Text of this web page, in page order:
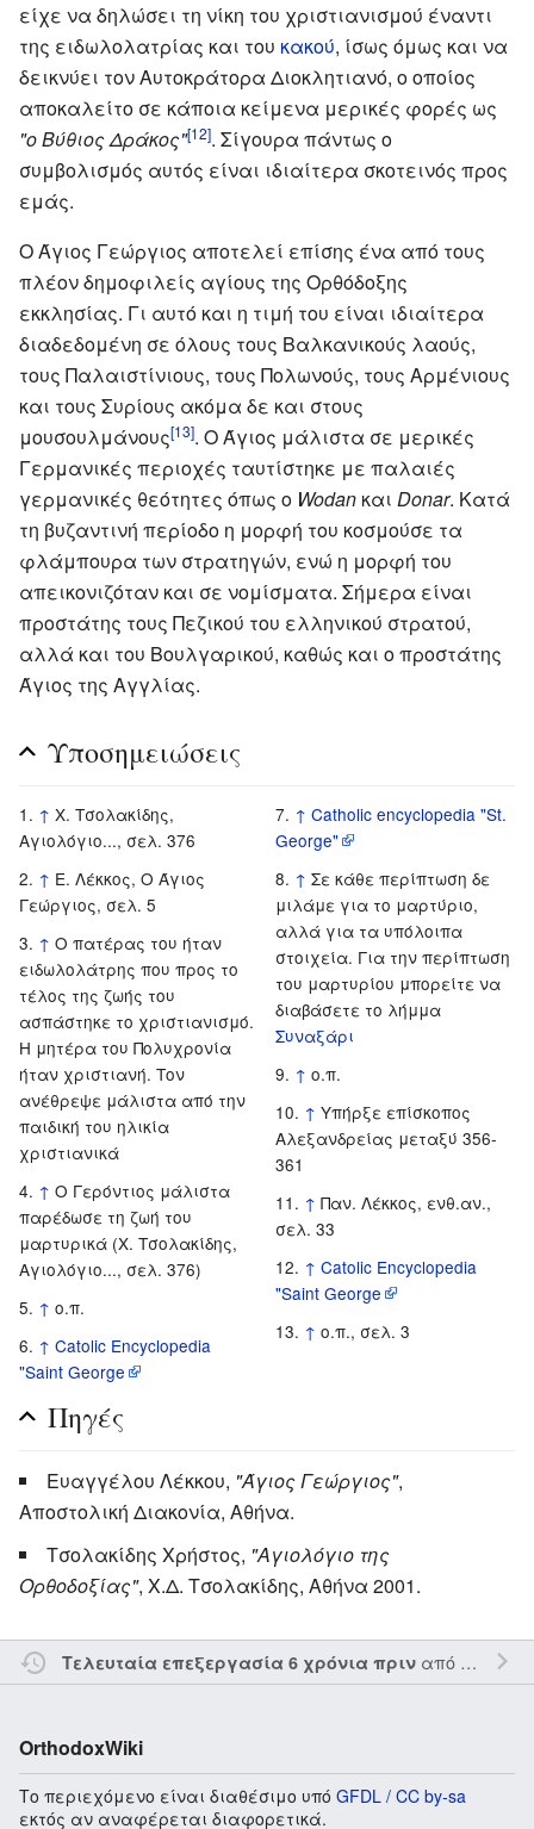
είχε να δηλώσει τη νίκη του χριστιανισμού έναντι
της ειδωλολατρίας και του κακού, ίσως όμως και να
δεικνύει τον Αυτοκράτορα Διοκλητιανό, ο οποίος
αποκαλείτο σε κάποια κείμενα μερικές φορές ως
"ο Βύθιος Δράκος"[12]. Σίγουρα πάντως ο
συμβολισμός αυτός είναι ιδιαίτερα σκοτεινός προς
εμάς.
Ο Άγιος Γεώργιος αποτελεί επίσης ένα από τους
πλέον δημοφιλείς αγίους της Ορθόδοξης
εκκλησίας. Γι αυτό και η τιμή του είναι ιδιαίτερα
διαδεδομένη σε όλους τους Βαλκανικούς λαούς,
τους Παλαιστίνιους, τους Πολωνούς, τους Αρμένιους
και τους Συρίους ακόμα δε και στους
μουσουλμάνους[13]. Ο Άγιος μάλιστα σε μερικές
Γερμανικές περιοχές ταυτίστηκε με παλαιές
γερμανικές θεότητες όπως ο Wodan και Donar. Κατά
τη βυζαντινή περίοδο η μορφή του κοσμούσε τα
φλάμπουρα των στρατηγών, ενώ η μορφή του
απεικονιζόταν και σε νομίσματα. Σήμερα είναι
προστάτης τους Πεζικού του ελληνικού στρατού,
αλλά και του Βουλγαρικού, καθώς και ο προστάτης
Άγιος της Αγγλίας.
Υποσημειώσεις
↑ Χ. Τσολακίδης,
Αγιολόγιο..., σελ. 376
↑ Ε. Λέκκος, Ο Άγιος
Γεώργιος, σελ. 5
↑ Ο πατέρας του ήταν
ειδωλολάτρης που προς το
τέλος της ζωής του
ασπάστηκε το χριστιανισμό.
Η μητέρα του Πολυχρονία
ήταν χριστιανή. Τον
ανέθρεψε μάλιστα από την
παιδική του ηλικία
χριστιανικά
↑ Ο Γερόντιος μάλιστα
παρέδωσε τη ζωή του
μαρτυρικά (Χ. Τσολακίδης,
Αγιολόγιο..., σελ. 376)
↑ ο.π.
↑ Catolic Encyclopedia
"Saint George
↑ Catholic encyclopedia "St.
George"
↑ Σε κάθε περίπτωση δε
μιλάμε για το μαρτύριο,
αλλά για τα υπόλοιπα
στοιχεία. Για την περίπτωση
του μαρτυρίου μπορείτε να
διαβάσετε το λήμμα
Συναξάρι
↑ ο.π.
↑ Υπήρξε επίσκοπος
Αλεξανδρείας μεταξύ 356-
361
↑ Παν. Λέκκος, ενθ.αν.,
σελ. 33
↑ Catolic Encyclopedia
"Saint George
↑ ο.π., σελ. 3
Πηγές
Ευαγγέλου Λέκκου, "Άγιος Γεώργιος",
Αποστολική Διακονία, Αθήνα.
Τσολακίδης Χρήστος, "Αγιολόγιο της
Ορθοδοξίας", Χ.Δ. Τσολακίδης, Αθήνα 2001.
Τελευταία επεξεργασία 6 χρόνια πριναπό τον την
OrthodoxWiki
Το περιεχόμενο είναι διαθέσιμο υπό GFDL / CC by-sa
εκτός αν αναφέρεται διαφορετικά.